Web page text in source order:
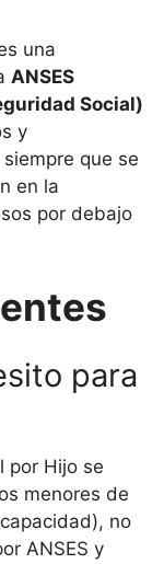
una
ANSES
Social)
y
que se
en la
por debajo
para
por Hijo se
menores de
no
ANSES y